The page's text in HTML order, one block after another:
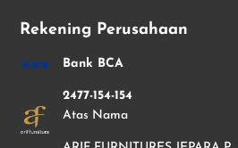
Rekening Perusahaan
Bank BCA
2477-154-154
Atas Nama